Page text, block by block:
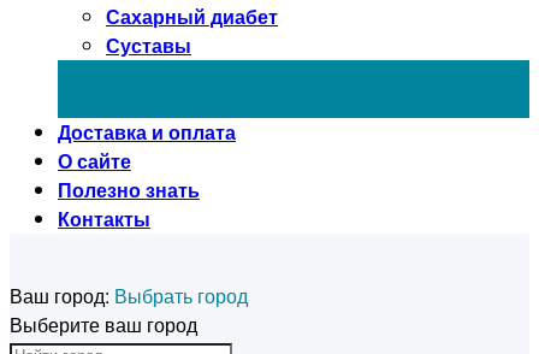
Сахарный диабет
Суставы
Доставка и оплата
О сайте
Полезно знать
Контакты
Ваш город: Выбрать город
Выберите ваш город